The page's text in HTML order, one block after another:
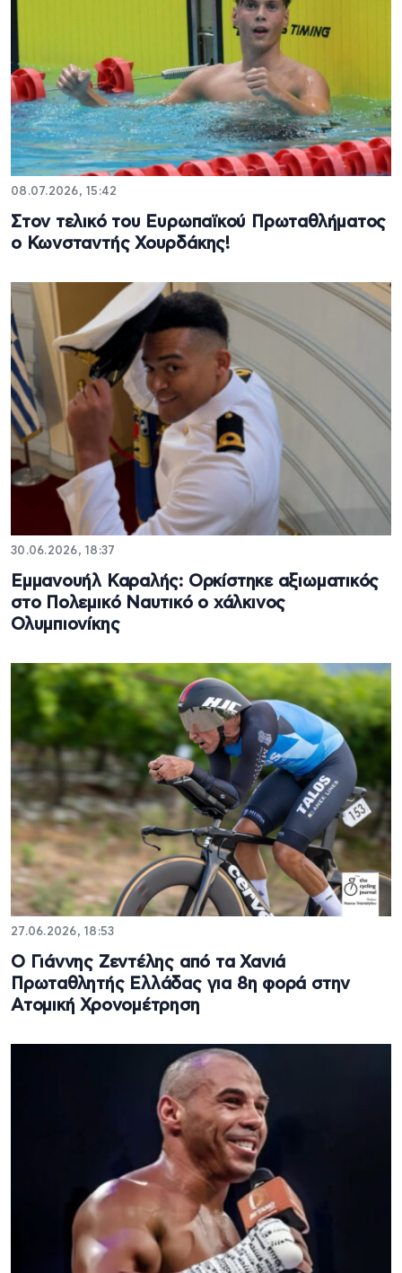
08.07.2026, 15:42
Στον τελικό του Ευρωπαϊκού Πρωταθλήματος
ο Κωνσταντής Χουρδάκης!
30.06.2026, 18:37
Εμμανουήλ Καραλής: Ορκίστηκε αξιωματικός
στο Πολεμικό Ναυτικό ο χάλκινος
Ολυμπιονίκης
27.06.2026, 18:53
Ο Γιάννης Ζεντέλης από τα Χανιά
Πρωταθλητής Ελλάδας για 8η φορά στην
Ατομική Χρονομέτρηση